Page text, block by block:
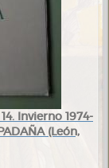
Invierno 1974-
(León,